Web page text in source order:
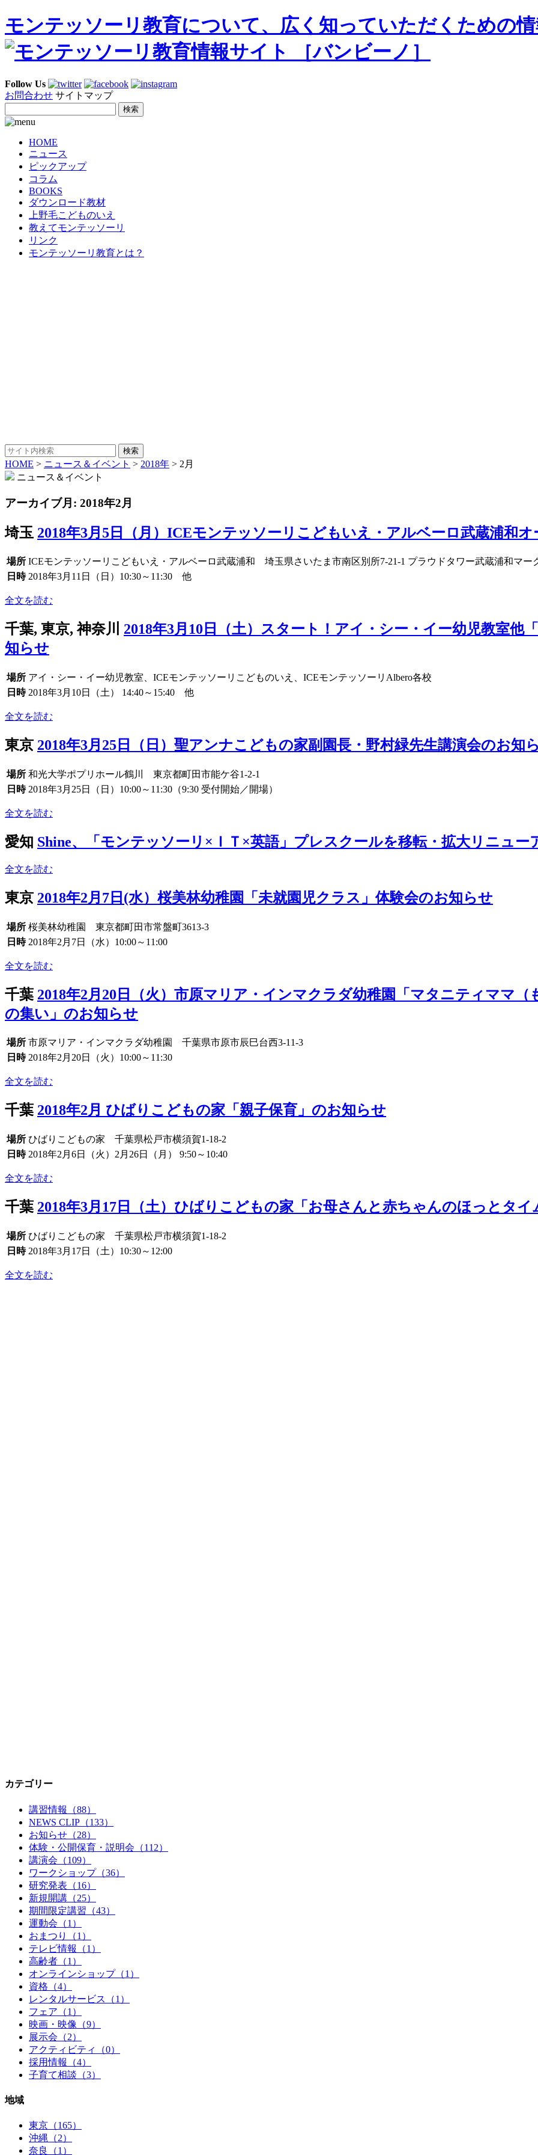
モンテッソーリ教育について、広く知っていただくための
Follow Us
お問合わせ サイトマップ
HOME
ニュース
ピックアップ
コラム
BOOKS
ダウンロード教材
上野毛こどものいえ
教えてモンテッソーリ
リンク
モンテッソーリ教育とは？
HOME > ニュース＆イベント > 2018年 > 2月
ニュース＆イベント
アーカイブ月: 2018年2月
埼玉 2018年3月5日（月）ICEモンテッソーリこどもいえ・アルベーロ武蔵浦和
場所 ICEモンテッソーリこどもいえ・アルベーロ武蔵浦和 埼玉県さいたま市南区別所7-21-1 プラウドタワー武蔵浦和マー
日時 2018年3月11日（日）10:30～11:30 他
全文を読む
千葉, 東京, 神奈川
2018年3月10日（土）スタート！アイ・シー・イー幼児教室他
知らせ
場所 アイ・シー・イー幼児教室、ICEモンテッソーリこどものいえ、ICEモンテッソーリAlbero各校
日時 2018年3月10日（土） 14:40～15:40 他
全文を読む
東京 2018年3月25日（日）聖アンナこどもの家副園長・野村緑先生講演会のお知
場所 和光大学ポプリホール鶴川 東京都町田市能ケ谷1-2-1
日時 2018年3月25日（日）10:00～11:30（9:30 受付開始／開場）
全文を読む
愛知 Shine、「モンテッソーリ×ＩＴ×英語」プレスクールを移転・拡大リニュー
全文を読む
東京 2018年2月7日(水）桜美林幼稚園「未就園児クラス」体験会のお知らせ
場所 桜美林幼稚園 東京都町田市常盤町3613-3
日時 2018年2月7日（水）10:00～11:00
全文を読む
千葉 2018年2月20日（火）市原マリア・インマクラダ幼稚園「マタニティママ
の集い」のお知らせ
場所 市原マリア・インマクラダ幼稚園 千葉県市原市辰巳台西3-11-3
日時 2018年2月20日（火）10:00～11:30
全文を読む
千葉 2018年2月 ひばりこどもの家「親子保育」のお知らせ
場所 ひばりこどもの家 千葉県松戸市横須賀1-18-2
日時 2018年2月6日（火）2月26日（月） 9:50～10:40
全文を読む
千葉 2018年3月17日（土）ひばりこどもの家「お母さんと赤ちゃんのほっとタ
場所 ひばりこどもの家 千葉県松戸市横須賀1-18-2
日時 2018年3月17日（土）10:30～12:00
全文を読む
カテゴリー
講習情報（88）
NEWS CLIP（133）
お知らせ（28）
体験・公開保育・説明会（112）
講演会（109）
ワークショップ（36）
研究発表（16）
新規開講（25）
期間限定講習（43）
運動会（1）
おまつり（1）
テレビ情報（1）
高齢者（1）
オンラインショップ（1）
資格（4）
レンタルサービス（1）
フェア（1）
映画・映像（9）
展示会（2）
アクティビティ（0）
採用情報（4）
子育て相談（3）
地域
東京（165）
沖縄（2）
奈良（1）